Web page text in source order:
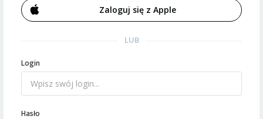
Zaloguj się z Apple
LUB
Login
Hasło